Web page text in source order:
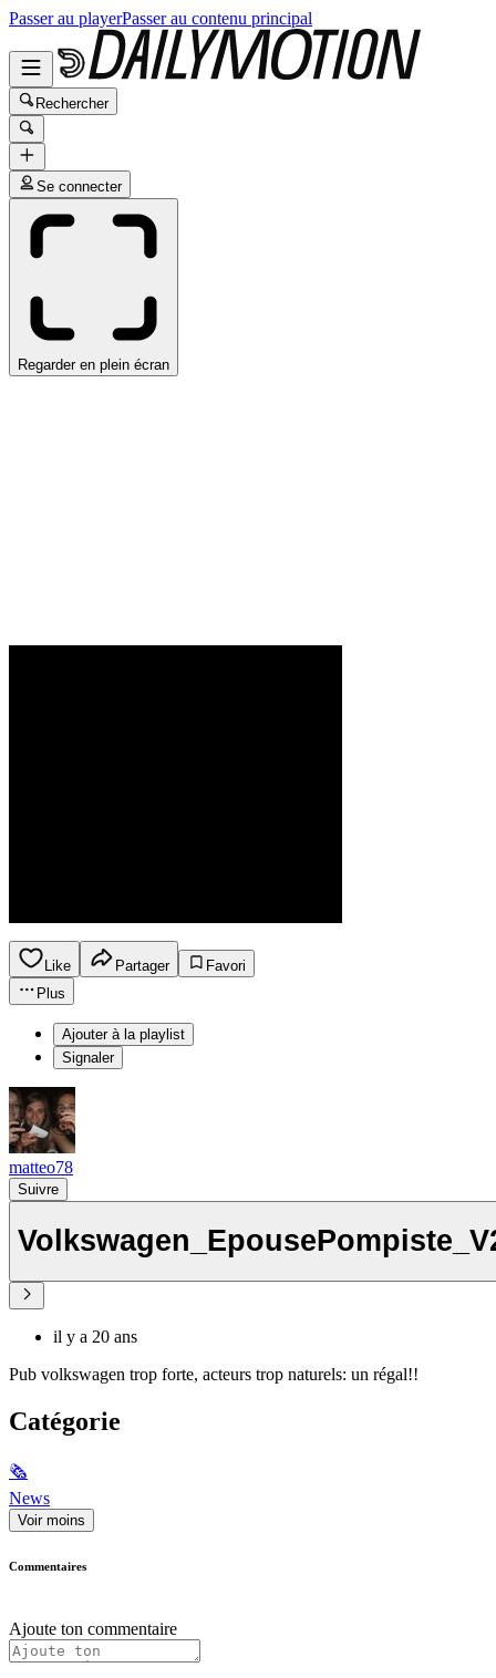
Passer au playerPasser au contenu principal
Rechercher
Se connecter
Regarder en plein écran
Like Partager
Favori
Plus
Ajouter à la playlist
Signaler
matteo78
Suivre
il y a 20 ans
Pub volkswagen trop forte, acteurs trop naturels: un régal!!
Catégorie
🗞
News
Voir moins
Commentaires
Ajoute ton commentaire